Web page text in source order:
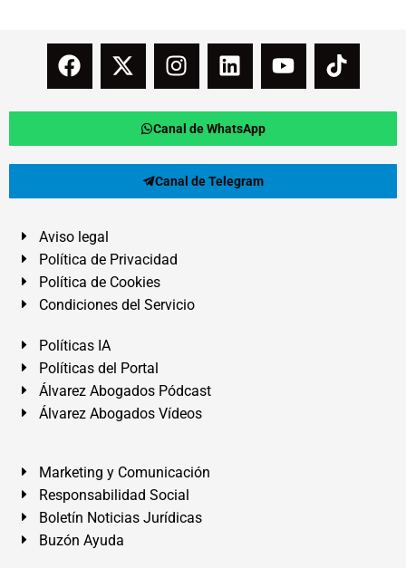
Canal de WhatsApp
Canal de Telegram
Aviso legal
Política de Privacidad
Política de Cookies
Condiciones del Servicio
Políticas IA
Políticas del Portal
Álvarez Abogados Pódcast
Álvarez Abogados Vídeos
Marketing y Comunicación
Responsabilidad Social
Boletín Noticias Jurídicas
Buzón Ayuda